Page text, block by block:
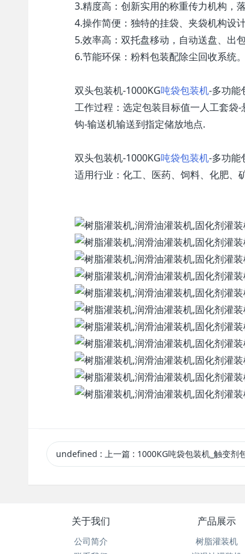
3.精度高：创新实用的称重传力机构，
4.操作简便：独特的挂袋、夹袋机构设
5.效率高：双托盘移动，自动送盘、出
6.节能环保：粉料包装配除尘回收系统。
双头包装机-1000KG吨袋包装机-多功能
工作过程：选定包装目标值一人工套袋
钩-输送机输送到指定储放地点.
双头包装机-1000KG吨袋包装机-多功能
适用行业：化工、医药、饲料、化肥、
undefined : 上一篇 : 1000KG吨袋包装机_触变剂包装机_货
关于我们
公司简介
产品展示
树脂灌装机